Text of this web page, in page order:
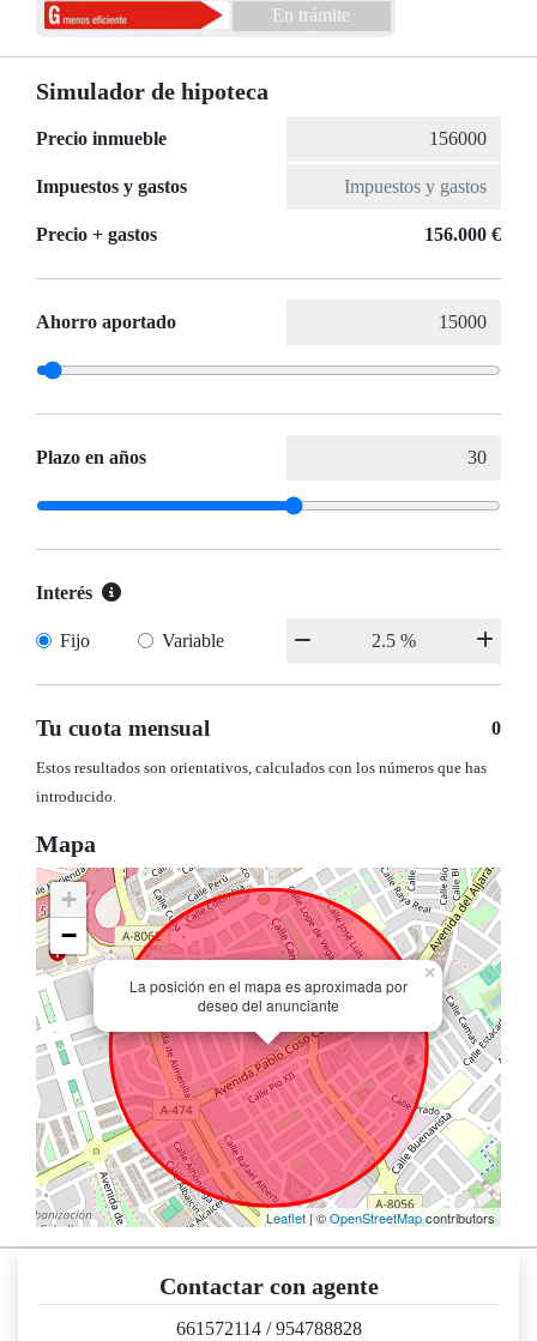
En trámite
Simulador de hipoteca
Precio inmueble
Impuestos y gastos
Precio + gastos 156.000 €
Ahorro aportado
Plazo en años
Interés
Fijo Variable
Tu cuota mensual 0
Estos resultados son orientativos, calculados con los números que has
introducido.
Mapa
La posición en el mapa es aproximada por
deseo del anunciante
×
+
−
Leaflet| ©OpenStreetMapcontributors
Contactar con agente
661572114 /954788828